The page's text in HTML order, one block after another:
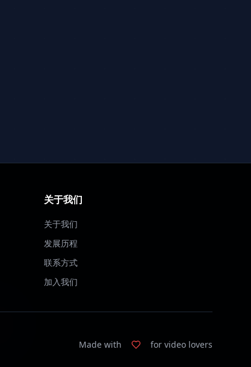
关于我们
关于我们
发展历程
联系方式
加入我们
Made with for video lovers